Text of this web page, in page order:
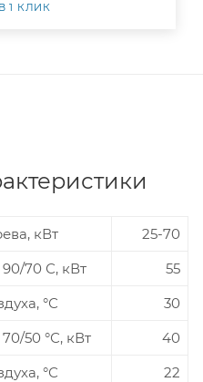
1 КЛИК
кВт
25-70
70 С, кВт
55
°С
30
50 °С, кВт
40
°С
22